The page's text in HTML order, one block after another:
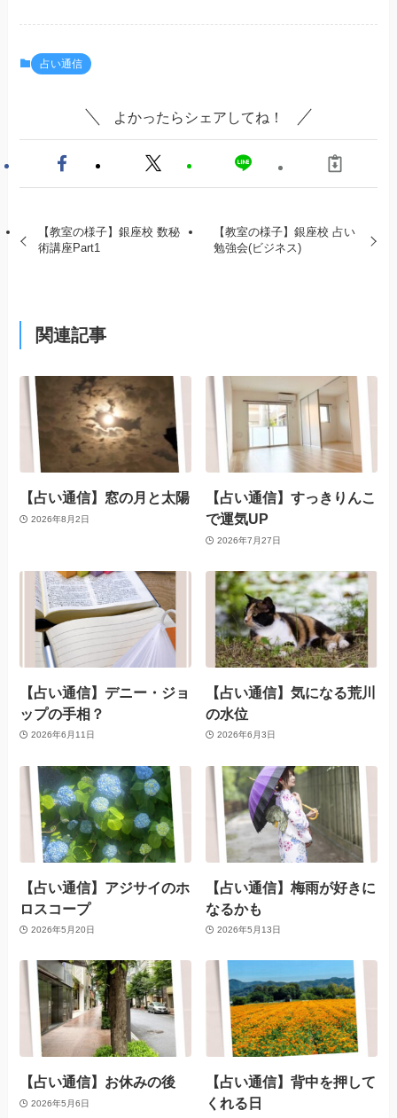
占い通信
よかったらシェアしてね！
【教室の様子】銀座校 数秘
術講座Part1
【教室の様子】銀座校 占い
勉強会(ビジネス)
関連記事
【占い通信】窓の月と太陽
2026年8月2日
【占い通信】すっきりんこ
で運気UP
2026年7月27日
【占い通信】デニー・ジョ
ップの手相？
2026年6月11日
【占い通信】気になる荒川
の水位
2026年6月3日
【占い通信】アジサイのホ
ロスコープ
2026年5月20日
【占い通信】梅雨が好きに
なるかも
2026年5月13日
【占い通信】お休みの後
2026年5月6日
【占い通信】背中を押して
くれる日